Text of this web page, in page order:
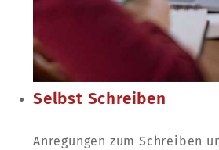
Selbst Schreiben
Anregungen zum Schreiben